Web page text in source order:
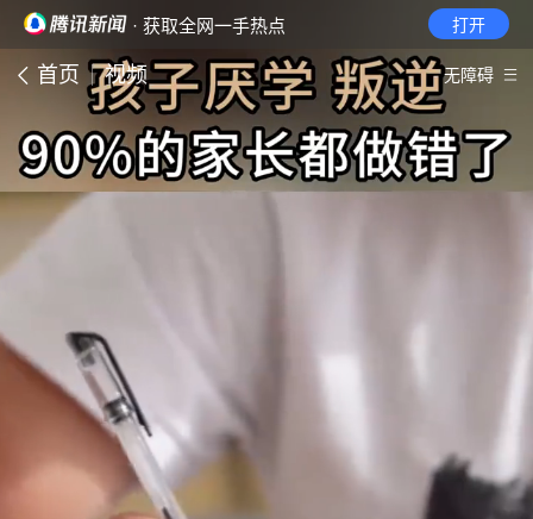
· 获取全网一手热点 打开
首页 视频 无障碍